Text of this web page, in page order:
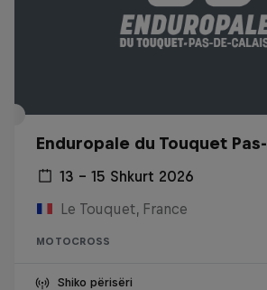
Enduropale du Touquet
13 – 15 Shkurt 2026
Le Touquet, France
MOTOCROSS
Shiko përisëri